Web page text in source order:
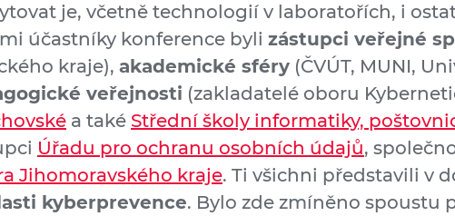
je, včetně technologií v laboratořích, i
účastníky konference byli zástupci veřejné
kraje), akademické sféry (ČVÚT, MUNI,
veřejnosti (zakladatelé oboru
a také Střední školy informatiky,
Úřadu pro ochranu osobních údajů,
Jihomoravského kraje. Ti všichni představili v
kyberprevence. Bylo zde zmíněno spoustu